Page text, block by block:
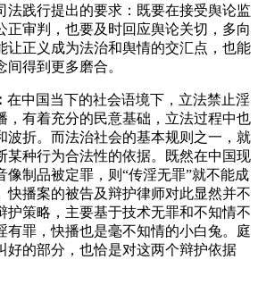
法践行提出的要求：既要在接受舆论监
正审判，也要及时回应舆论关切，多向
让正义成为法治和舆情的交汇点，也能
得到更多磨合。
在中国当下的社会语境下，立法禁止淫
，有着充分的民意基础，立法过程中也
波折。而法治社会的基本规则之一，就
某种行为合法性的依据。既然在中国现
像制品被定罪，则“传淫无罪”就不能成
快播案的被告及辩护律师对此显然并不
护策略，主要基于技术无罪和不知情不
有罪，快播也是毫不知情的小白兔。庭
好的部分，也恰是对这两个辩护依据